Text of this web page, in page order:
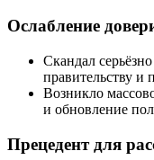
Ослабление
Скандал
правительству и
Возникло
и обновление
Прецедент для